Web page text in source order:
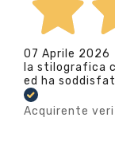
07 Aprile 2026
la stilografica
ed ha
Acquirente